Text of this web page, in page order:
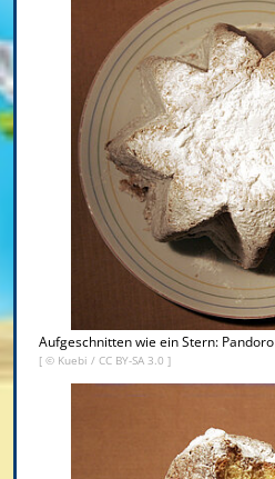
Aufgeschnitten wie ein Stern: Pandoro
[ © Kuebi / CC BY-SA 3.0 ]